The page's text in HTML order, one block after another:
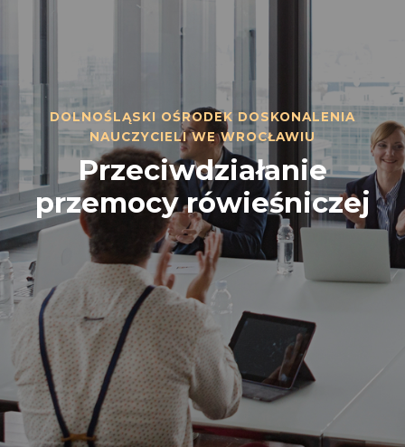
DOLNOŚLĄSKI OŚRODEK DOSKONALENIA
NAUCZYCIELI WE WROCŁAWIU
Przeciwdziałanie
przemocy rówieśniczej